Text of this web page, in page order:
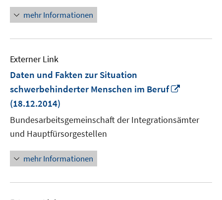
mehr Informationen
Externer Link
Daten und Fakten zur Situation
schwerbehinderter Menschen im Beruf
öffnen
(18.12.2014)
Bundesarbeitsgemeinschaft der Integrationsämter
und Hauptfürsorgestellen
mehr Informationen